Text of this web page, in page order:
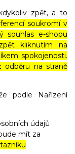
zpět, a to
soukromí v
souhlas e-shopu
kliknutím na
spokojenosti.
odběru na straně
podle Nařízení
údajů
mít za